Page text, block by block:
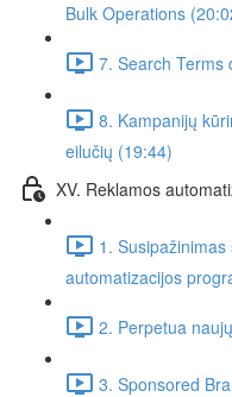
Bulk Operations
7. Search Terms
8. Kampanijų
eilučių (19:44)
XV. Reklamos
1.
automatizacijos
2. Perpetua
3. Sponsored